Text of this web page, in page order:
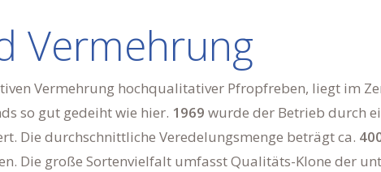
Vermehrung
Vermehrung hochqualitativer Pfropfreben, liegt im
so gut gedeiht wie hier. 1969 wurde der Betrieb durch
Die durchschnittliche Veredelungsmenge beträgt ca.
Die große Sortenvielfalt umfasst Qualitäts-Klone der